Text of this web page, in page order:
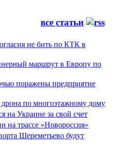
все статьи
не бить по КТК в
маршрут в Европу по
поражены предприятие
по многоэтажному дому
на Украине за свой счет
на трассе «Новороссия»
Шереметьево будут